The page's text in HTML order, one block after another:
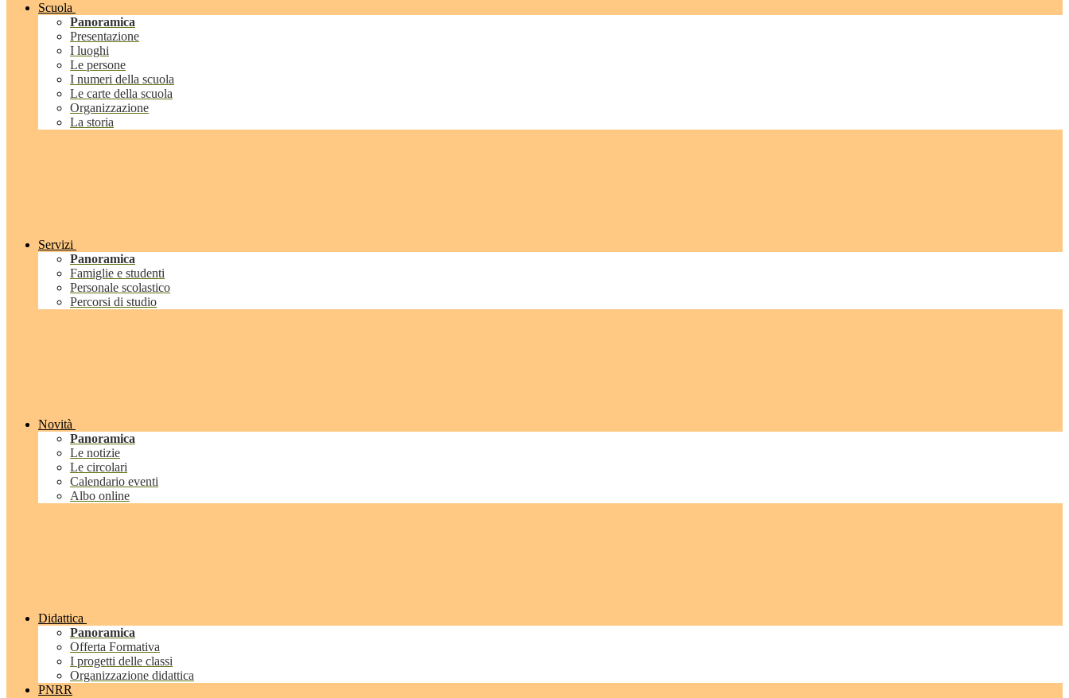
Scuola
Panoramica
Presentazione
I luoghi
Le persone
I numeri della scuola
Le carte della scuola
Organizzazione
La storia
Servizi
Panoramica
Famiglie e studenti
Personale scolastico
Percorsi di studio
Novità
Panoramica
Le notizie
Le circolari
Calendario eventi
Albo online
Didattica
Panoramica
Offerta Formativa
I progetti delle classi
Organizzazione didattica
PNRR